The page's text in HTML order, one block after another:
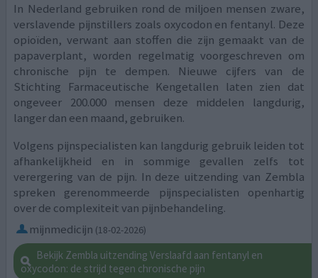
In Nederland gebruiken rond de miljoen mensen zware,
verslavende pijnstillers zoals oxycodon en fentanyl. Deze
opioïden, verwant aan stoffen die zijn gemaakt van de
papaverplant, worden regelmatig voorgeschreven om
chronische pijn te dempen. Nieuwe cijfers van de
Stichting Farmaceutische Kengetallen laten zien dat
ongeveer 200.000 mensen deze middelen langdurig,
langer dan een maand, gebruiken.
Volgens pijnspecialisten kan langdurig gebruik leiden tot
afhankelijkheid en in sommige gevallen zelfs tot
verergering van de pijn. In deze uitzending van Zembla
spreken gerenommeerde pijnspecialisten openhartig
over de complexiteit van pijnbehandeling.
mijnmedicijn (18-02-2026)
Bekijk Zembla uitzending Verslaafd aan fentanyl en
oxycodon: de strijd tegen chronische pijn